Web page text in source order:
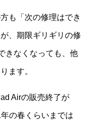
も「次の修理はでき
、期限ギリギリの修
きなくなっても、他
ます。
Airの販売終了が
の春くらいまでは